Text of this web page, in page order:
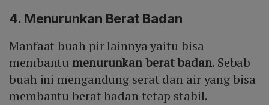
4. Menurunkan Berat Badan
Manfaat buah pir lainnya yaitu bisa
membantumenurunkan berat badan. Sebab
buah ini mengandung serat dan air yang bisa
membantu berat badan tetap stabil.